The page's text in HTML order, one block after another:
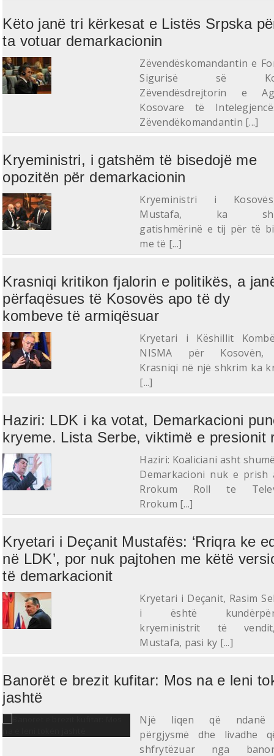
Këto janë tri kërkesat e Listës Srpska
ta votuar demarkacionin
Zëvendëskomandantin e
Sigurisë së
Zëvendësdrejtorin e
Kosovare të
Zëvendëkomandantin [...]
Kryeministri, i gatshëm të bisedojë me
opozitën për demarkacionin
Kryeministri i
Mustafa, ka
gatishmërinë e tij për të
me të [...]
Krasniqi kritikon fjalorin e politikës, a
përfaqësues të Kosovës apo të dy
kombeve të armiqësuar
Kryetari i Këshillit
NISMA për Kosovën,
Krasniqi në një shkrim ka
[...]
Haziri: LDK i ka votat, Demarkacioni
kryeme. Lista Serbe, viktimë e presionit
Haziri: Koaliciani asht
Demarkacioni nuk e prish
Rrokum Roll te
Rrokum [...]
Kryetari i Deçanit Mustafës: ‘Rriqra ke
në LDK’, por nuk pajtohen me këtë
të demarkacionit
Kryetari i Deçanit, Rasim
i është
kryeministrit të
Mustafa, pasi ky [...]
Banorët e brezit kufitar: Mos na e leni
jashtë
Një liqen që ndanë
përgjysmë dhe livadhe
shfrytëzuar nga